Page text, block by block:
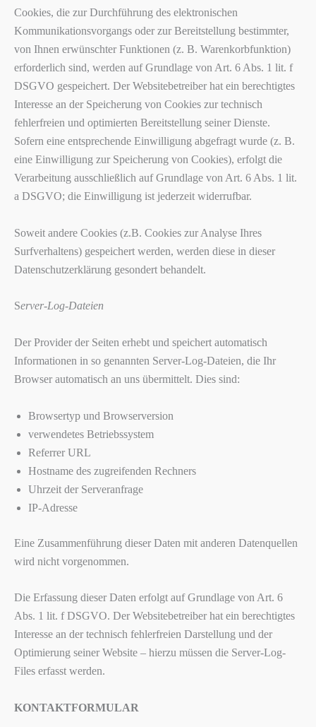
Cookies, die zur Durchführung des elektronischen
Kommunikationsvorgangs oder zur Bereitstellung bestimmter,
von Ihnen erwünschter Funktionen (z. B. Warenkorbfunktion)
erforderlich sind, werden auf Grundlage von Art. 6 Abs. 1 lit. f
DSGVO gespeichert. Der Websitebetreiber hat ein berechtigtes
Interesse an der Speicherung von Cookies zur technisch
fehlerfreien und optimierten Bereitstellung seiner Dienste.
Sofern eine entsprechende Einwilligung abgefragt wurde (z. B.
eine Einwilligung zur Speicherung von Cookies), erfolgt die
Verarbeitung ausschließlich auf Grundlage von Art. 6 Abs. 1 lit.
a DSGVO; die Einwilligung ist jederzeit widerrufbar.
Soweit andere Cookies (z.B. Cookies zur Analyse Ihres
Surfverhaltens) gespeichert werden, werden diese in dieser
Datenschutzerklärung gesondert behandelt.
Server-Log-Dateien
Der Provider der Seiten erhebt und speichert automatisch
Informationen in so genannten Server-Log-Dateien, die Ihr
Browser automatisch an uns übermittelt. Dies sind:
Browsertyp und Browserversion
verwendetes Betriebssystem
Referrer URL
Hostname des zugreifenden Rechners
Uhrzeit der Serveranfrage
IP-Adresse
Eine Zusammenführung dieser Daten mit anderen Datenquellen
wird nicht vorgenommen.
Die Erfassung dieser Daten erfolgt auf Grundlage von Art. 6
Abs. 1 lit. f DSGVO. Der Websitebetreiber hat ein berechtigtes
Interesse an der technisch fehlerfreien Darstellung und der
Optimierung seiner Website – hierzu müssen die Server-Log-
Files erfasst werden.
KONTAKTFORMULAR